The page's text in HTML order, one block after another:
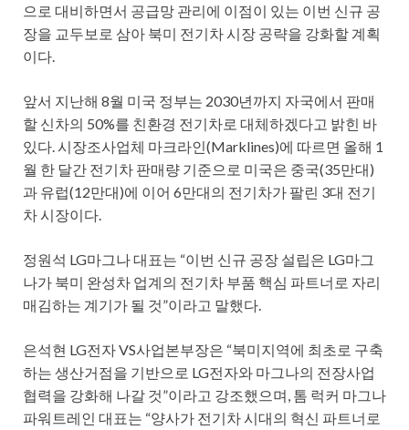
으로 대비하면서 공급망 관리에 이점이 있는 이번 신규 공
장을 교두보로 삼아 북미 전기차 시장 공략을 강화할 계획
이다.
앞서 지난해 8월 미국 정부는 2030년까지 자국에서 판매
할 신차의 50%를 친환경 전기차로 대체하겠다고 밝힌 바
있다. 시장조사업체 마크라인(Marklines)에 따르면 올해 1
월 한 달간 전기차 판매량 기준으로 미국은 중국(35만대)
과 유럽(12만대)에 이어 6만대의 전기차가 팔린 3대 전기
차 시장이다.
정원석 LG마그나 대표는 “이번 신규 공장 설립은 LG마그
나가 북미 완성차 업계의 전기차 부품 핵심 파트너로 자리
매김하는 계기가 될 것”이라고 말했다.
은석현 LG전자 VS사업본부장은 “북미지역에 최초로 구축
하는 생산거점을 기반으로 LG전자와 마그나의 전장사업
협력을 강화해 나갈 것”이라고 강조했으며, 톰 럭커 마그나
파워트레인 대표는 “양사가 전기차 시대의 혁신 파트너로